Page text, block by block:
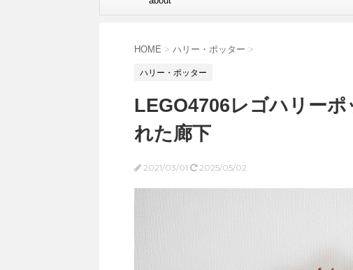
HOME > ハリー・ポッター >
ハリー・ポッター
LEGO4706レゴハリー
れた廊下
2021/03/01 2025/05/02